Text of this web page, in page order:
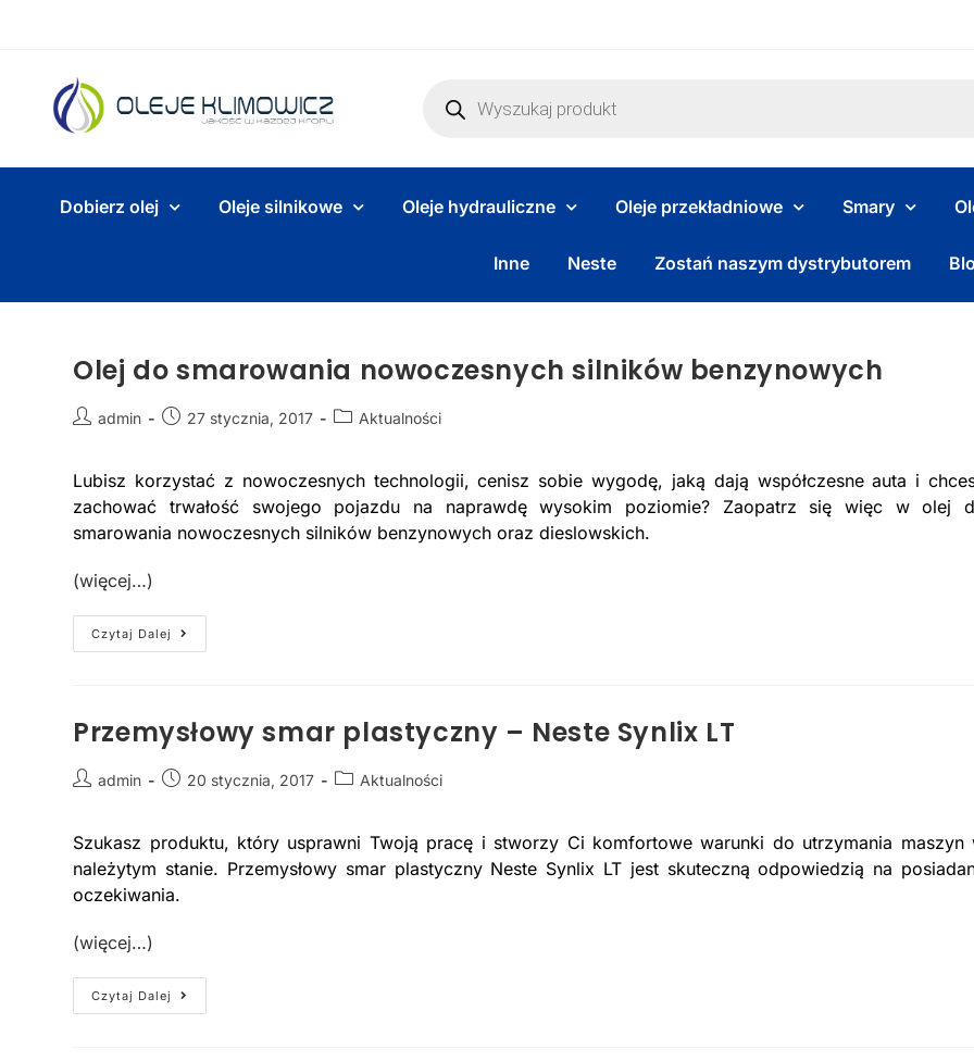
Dobierz olej Oleje silnikowe Oleje hydrauliczne Oleje przekładniowe Smary
Inne Neste Zostań naszym dystrybutorem
Olej do smarowania nowoczesnych silników benzynowych
admin 27 stycznia, 2017 Aktualności
Lubisz korzystać z nowoczesnych technologii, cenisz sobie wygodę, jaką dają współczesne auta i
zachować trwałość swojego pojazdu na naprawdę wysokim poziomie? Zaopatrz się więc w olej
smarowania nowoczesnych silników benzynowych oraz dieslowskich.
(więcej…)
Czytaj Dalej
Przemysłowy smar plastyczny – Neste Synlix LT
admin 20 stycznia, 2017 Aktualności
Szukasz produktu, który usprawni Twoją pracę i stworzy Ci komfortowe warunki do utrzymania maszyn
należytym stanie. Przemysłowy smar plastyczny Neste Synlix LT jest skuteczną odpowiedzią na
oczekiwania.
(więcej…)
Czytaj Dalej